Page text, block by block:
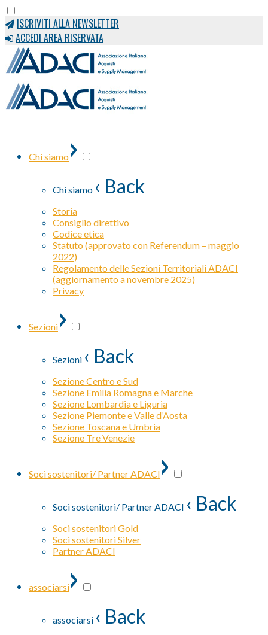
ISCRIVITI ALLA NEWSLETTER
ACCEDI AREA RISERVATA
Chi siamo ›
Chi siamo ‹ Back
Storia
Consiglio direttivo
Codice etica
Statuto (approvato con Referendum – maggio
2022)
Regolamento delle Sezioni Territoriali ADACI
(aggiornamento a novembre 2025)
Privacy
Sezioni›
Sezioni ‹ Back
Sezione Centro e Sud
Sezione Emilia Romagna e Marche
Sezione Lombardia e Liguria
Sezione Piemonte e Valle d’Aosta
Sezione Toscana e Umbria
Sezione Tre Venezie
Soci sostenitori/ Partner ADACI ›
Soci sostenitori/ Partner ADACI ‹ Back
Soci sostenitori Gold
Soci sostenitori Silver
Partner ADACI
associarsi›
associarsi ‹ Back